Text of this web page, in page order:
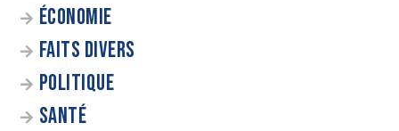
ÉCONOMIE
FAITS DIVERS
POLITIQUE
SANTÉ